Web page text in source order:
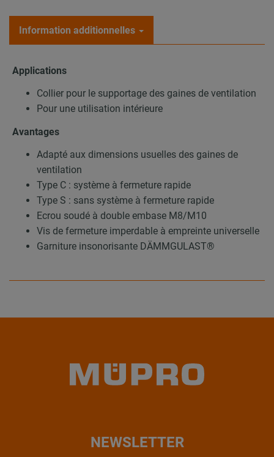
Information additionnelles
Applications
Collier pour le supportage des gaines de ventilation
Pour une utilisation intérieure
Avantages
Adapté aux dimensions usuelles des gaines de
ventilation
Type C : système à fermeture rapide
Type S : sans système à fermeture rapide
Ecrou soudé à double embase M8/M10
Vis de fermeture imperdable à empreinte universelle
Garniture insonorisante DÄMMGULAST®
NEWSLETTER